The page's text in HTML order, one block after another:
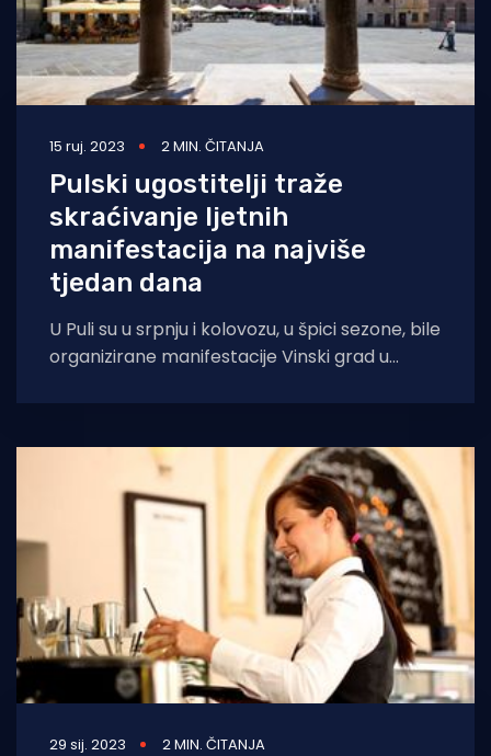
15 ruj. 2023 2 MIN. ČITANJA
Pulski ugostitelji traže
skraćivanje ljetnih
manifestacija na najviše
tjedan dana
U Puli su u srpnju i kolovozu, u špici sezone, bile
organizirane manifestacije Vinski grad u
29 sij. 2023 2 MIN. ČITANJA